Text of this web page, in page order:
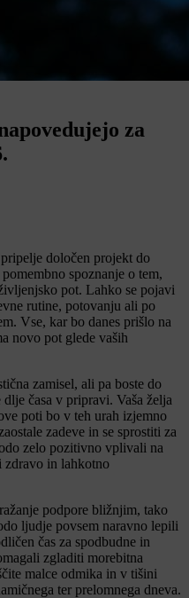
za
določen projekt do
spoznanje o tem,
pot. Lahko se pojavi
rutine, potovanju ali po
Vse, kar bo danes prišlo na
novo pot glede vaših
zamisel, ali pa boste do
časa v pripravi. Vaša želja
poti bo v teh urah izjemno
zadeve in se sprostiti za
zelo pozitivno vplivali na
zdravo in lahkotno
podpore bližnjim, tako
ljudje povsem naravno lepili
čas za spodbudne in
zgladiti morebitna
malce odmika in v tišini
ter prelomnega dneva.